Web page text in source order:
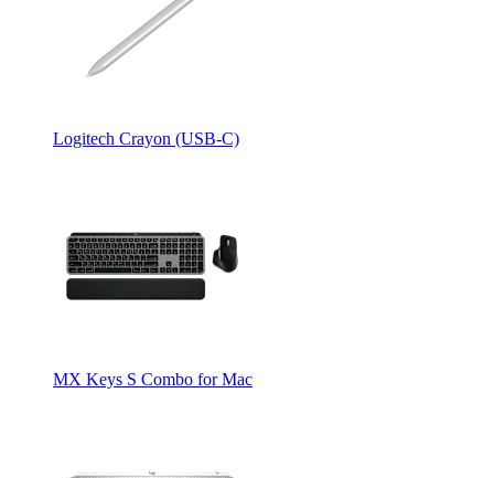
Logitech Crayon (USB-C)
MX Keys S Combo for Mac